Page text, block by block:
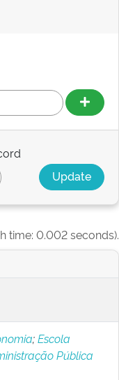
time: 0.002 seconds).
;Escola
Pública